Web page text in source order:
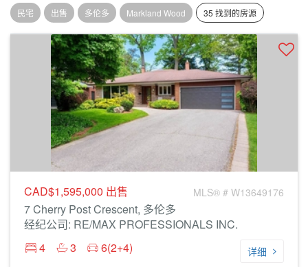
民宅 出售 多伦多 Markland Wood 35 找到的房源
CAD$1,595,000 出售 MLS® # W13649176
7 Cherry Post Crescent, 多伦多
经纪公司: RE/MAX PROFESSIONALS INC.
4
3 6(2+4) 详细